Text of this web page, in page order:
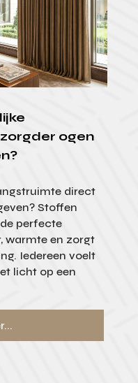
ogen
direct
Stoffen
perfecte
warmte en zorgt
Iedereen voelt
licht op een